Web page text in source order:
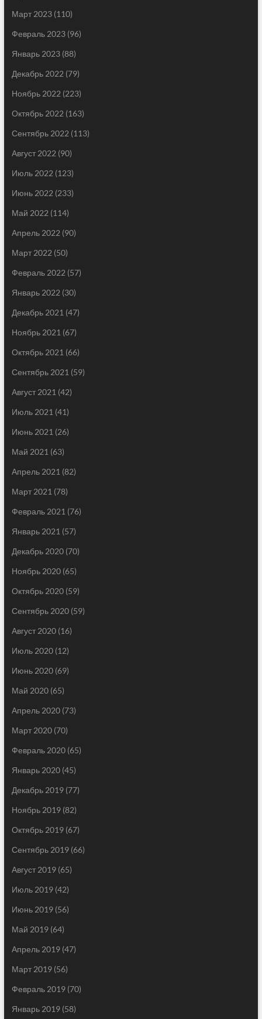
Март 2023(110)
Февраль 2023(96)
Январь 2023(88)
Декабрь 2022 (79)
Ноябрь 2022 (223)
Октябрь 2022 (163)
Сентябрь 2022 (113)
Август 2022 (90)
Июль 2022 (123)
Июнь 2022 (233)
Май 2022 (114)
Апрель 2022 (90)
Март 2022 (50)
Февраль 2022 (57)
Январь 2022 (30)
Декабрь 2021 (47)
Ноябрь 2021 (67)
Октябрь 2021 (66)
Сентябрь 2021 (59)
Август 2021 (42)
Июль 2021 (41)
Июнь 2021 (26)
Май 2021 (63)
Апрель 2021 (82)
Март 2021 (78)
Февраль 2021 (76)
Январь 2021 (57)
Декабрь 2020(70)
Ноябрь 2020(65)
Октябрь 2020(59)
Сентябрь 2020(59)
Август 2020(16)
Июль 2020(12)
Июнь 2020(69)
Май 2020(65)
Апрель 2020(73)
Март 2020(70)
Февраль 2020(65)
Январь 2020(45)
Декабрь 2019(77)
Ноябрь 2019(82)
Октябрь 2019(67)
Сентябрь 2019(66)
Август 2019(65)
Июль 2019(42)
Июнь 2019(56)
Май 2019(64)
Апрель 2019(47)
Март 2019(56)
Февраль 2019(70)
Январь 2019(58)